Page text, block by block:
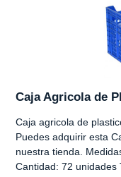
Caja Agricola de
Caja agricola de
Puedes adquirir esta
nuestra tienda.
Cantidad: 72 unidades